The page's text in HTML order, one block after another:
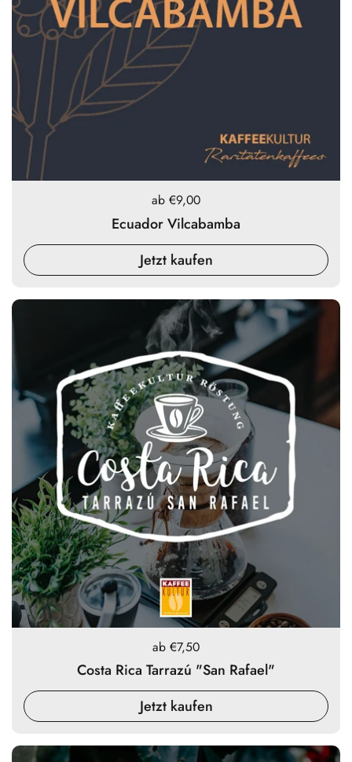
Preis:
ab €9,00
Ecuador Vilcabamba
Jetzt kaufen
Preis:
ab €7,50
Costa Rica Tarrazú "San Rafael"
Jetzt kaufen